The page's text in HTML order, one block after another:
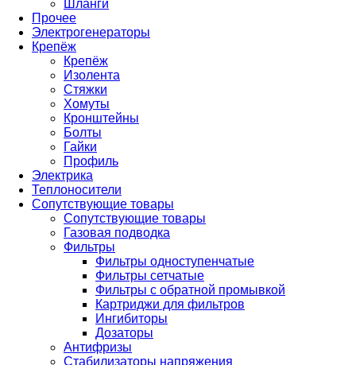
Шланги
Прочее
Электрогенераторы
Крепёж
Крепёж
Изолента
Стяжки
Хомуты
Кронштейны
Болты
Гайки
Профиль
Электрика
Теплоносители
Сопутствующие товары
Сопутствующие товары
Газовая подводка
Фильтры
Фильтры одноступенчатые
Фильтры сетчатые
Фильтры с обратной промывкой
Картриджи для фильтров
Ингибиторы
Дозаторы
Антифризы
Стабилизаторы напряжения